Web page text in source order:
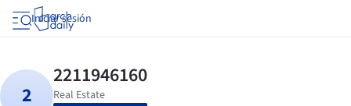
Iniciar sesión